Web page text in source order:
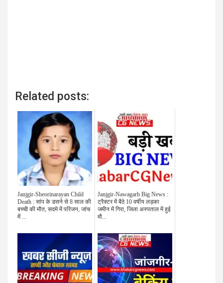
Related posts:
Janjgir-Sheorinarayan Child
Death : सांप के डसने से 8 साल की
बच्ची की मौत, सदमे में परिजन, जांच
में ...
Janjgir-Nawagarh Big News :
ट्रैक्टर में बैठे 10 वर्षीय लड़का
जमीन में गिरा, जिला अस्पताल में हुई
मौ...